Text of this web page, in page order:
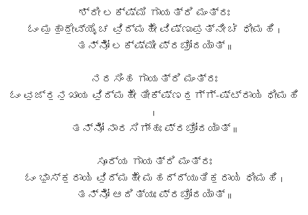
ಶ್ರೀ ಲಕ್ಷ್ಮಿ ಗಾಯತ್ರಿ ಮಂತ್ರಃ
ಓಂ ಮ॒ಹಾ॒ದೇ॒ವ್ಯೈ ಚ ವಿ॒ದ್ಮಹೇ॑ ವಿಷ್ಣುಪ॒ತ್ನೀ ಚ॑ ಧೀಮಹಿ ।
ತನ್ನೋ॑ ಲಕ್ಷ್ಮೀ ಪ್ರಚೋ॒ದಯಾ᳚ತ್ ॥
ನರಸಿಂಹ ಗಾಯತ್ರಿ ಮಂತ್ರಃ
ಓಂ ವ॒ಜ್ರ॒ನ॒ಖಾಯ ವಿ॒ದ್ಮಹೇ॑ ತೀಕ್ಷ್ಣದ॒ಗ್ಗ್-ಷ್ಟ್ರಾಯ॑ ಧೀಮಹಿ
।
ತನ್ನೋ॑ ನಾರಸಿಗ್ಂಹಃ ಪ್ರಚೋ॒ದಯಾ᳚ತ್ ॥
ಸೂರ್ಯ ಗಾಯತ್ರಿ ಮಂತ್ರಃ
ಓಂ ಭಾ॒ಸ್ಕ॒ರಾಯ॑ ವಿ॒ದ್ಮಹೇ॑ ಮಹದ್ದ್ಯುತಿಕ॒ರಾಯ॑ ಧೀಮಹಿ ।
ತನ್ನೋ॑ ಆದಿತ್ಯಃ ಪ್ರಚೋ॒ದಯಾ᳚ತ್ ॥